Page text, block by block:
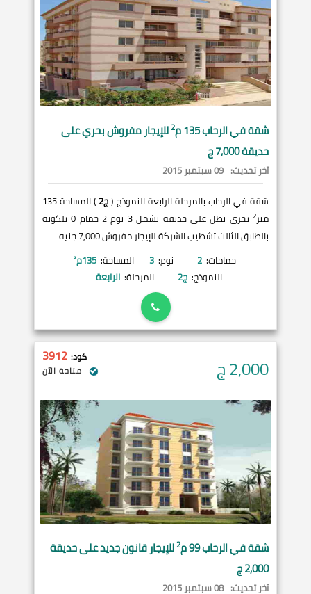
شقة فيالرحاب135 م 2للإيجار مفروش بحري على
حديقة 7,000 ج
آخر تحديث: 09 سبتمبر 2015
شقة في الرحاب بالمرحلة الرابعة النموذج (ج2
) المساحة 135
متر2
بحري تطل على حديقة تشمل 3 نوم 2 حمام 0 بلكونة
بالطابق الثالث تشطيب الشركة للإيجار مفروش 7,000 جنيه
حمامات: 2 نوم: 3 المساحة: 135م²
النموذج: ج2 المرحلة: الرابعة
2,000ج كود: 3912
متاحة الآن
شقة فيالرحاب99 م 2للإيجار قانون جديد على حديقة
2,000 ج
آخر تحديث: 08 سبتمبر 2015